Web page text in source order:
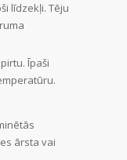
līdzekļi. Tēju
Īpaši
ārsta vai